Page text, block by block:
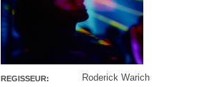
REGISSEUR: Roderick Warich